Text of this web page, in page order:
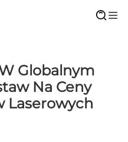
Globalnym
Na Ceny
Laserowych